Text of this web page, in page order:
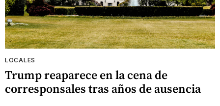
LOCALES
Trump reaparece en la cena de
corresponsales tras años de ausencia